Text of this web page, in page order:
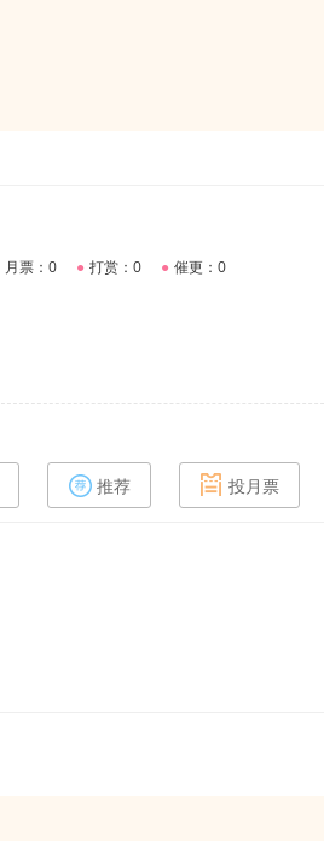
月票：0 ● 打赏：0 ● 催更：0
推荐 投月票